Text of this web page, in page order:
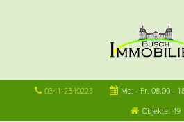
0341-2340223 Mo. - Fr. 08.00 -
Objekte: 49